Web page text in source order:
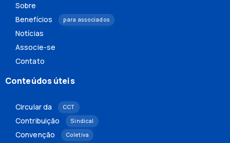
Sobre
Benefícios
para associados
Notícias
Associe-se
Contato
Conteúdos úteis
Circular da CCT
Contribuição Sindical
Convenção Coletiva